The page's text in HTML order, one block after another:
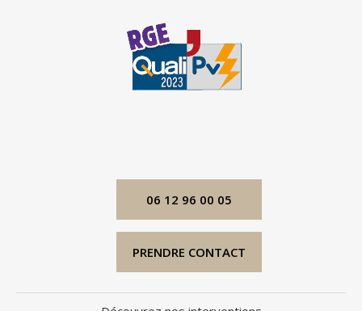
06 12 96 00 05
PRENDRE CONTACT